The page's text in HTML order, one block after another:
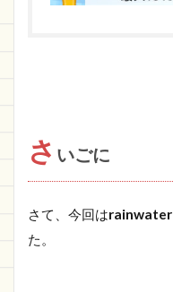
さ いごに
さて、今回はrainwater
た。